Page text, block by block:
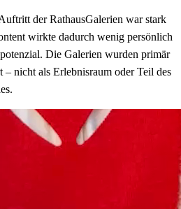
der RathausGalerien war stark
wirkte dadurch wenig persönlich
Die Galerien wurden primär
nicht als Erlebnisraum oder Teil des